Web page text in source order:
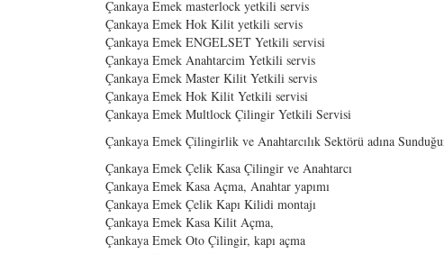
Çankaya Emek masterlock yetkili servis
Çankaya Emek Hok Kilit yetkili servis
Çankaya Emek ENGELSET Yetkili servisi
Çankaya Emek Anahtarcim Yetkili servis
Çankaya Emek Master Kilit Yetkili servis
Çankaya Emek Hok Kilit Yetkili servisi
Çankaya Emek Multlock Çilingir Yetkili Servisi
Çankaya Emek Çilingirlik ve Anahtarcılık Sektörü adına
Çankaya Emek Çelik Kasa Çilingir ve Anahtarcı
Çankaya Emek Kasa Açma, Anahtar yapımı
Çankaya Emek Çelik Kapı Kilidi montajı
Çankaya Emek Kasa Kilit Açma,
Çankaya Emek Oto Çilingir, kapı açma